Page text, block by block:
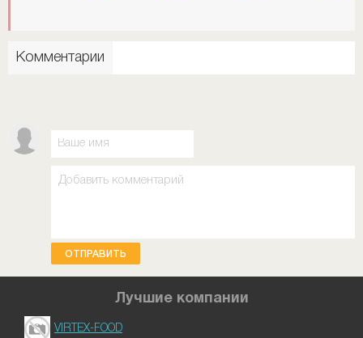
Комментарии
ОТПРАВИТЬ
Лучшие компании
VIRTEX-FOOD